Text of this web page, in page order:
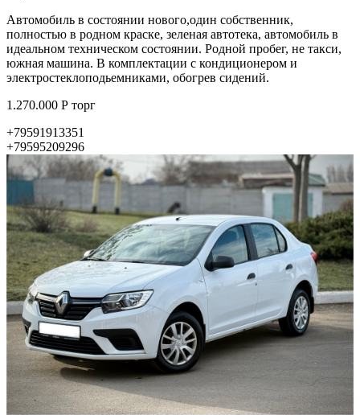
Автомобиль в состоянии нового,один собственник,
полностью в родном краске, зеленая автотека, автомобиль в
идеальном техническом состоянии. Родной пробег, не такси,
южная машина. В комплектации с кондиционером и
электростеклоподьемниками, обогрев сидений.
1.270.000 Р торг
+79591913351
+79595209296